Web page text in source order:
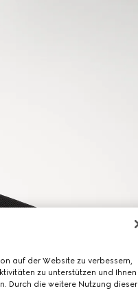
auf der Website zu verbessern,
zu unterstützen und Ihnen
Durch die weitere Nutzung dieser